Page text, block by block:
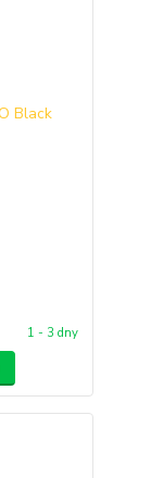
1 - 3 dny